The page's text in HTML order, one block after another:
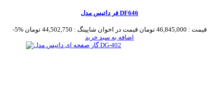
فر داتیس مدل DF646
-5% قیمت : 46,845,000 تومان قیمت در اخوان شاپینگ : 44,502,750 تومان
اضافه به سبد خرید